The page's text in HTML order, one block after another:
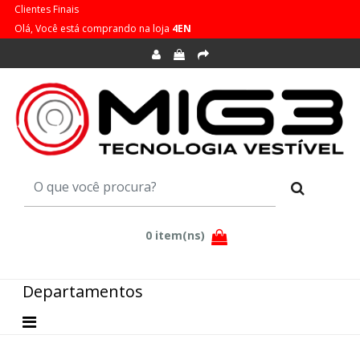
Clientes Finais
Olá, Você está comprando na loja 4EN
Departamentos